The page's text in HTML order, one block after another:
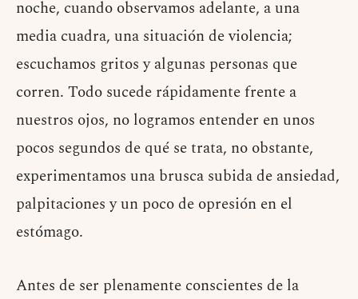
noche, cuando observamos adelante, a una
media cuadra, una situación de violencia;
escuchamos gritos y algunas personas que
corren. Todo sucede rápidamente frente a
nuestros ojos, no logramos entender en unos
pocos segundos de qué se trata, no obstante,
experimentamos una brusca subida de ansiedad,
palpitaciones y un poco de opresión en el
estómago.
Antes de ser plenamente conscientes de la